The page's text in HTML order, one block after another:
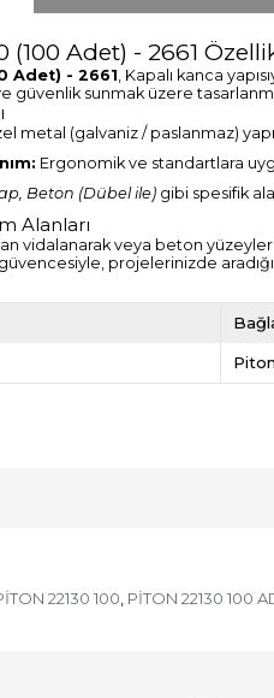
(100 Adet) - 2661
Adet) - 2661, Kapalı kanca
güvenlik sunmak üzere
metal (galvaniz / paslanmaz)
Ergonomik ve standartlara
Beton (Dübel ile) gibi spesifik
Alanları
vidalanarak veya beton
projelerinizde
Piton
22130 100, PİTON 22130 100